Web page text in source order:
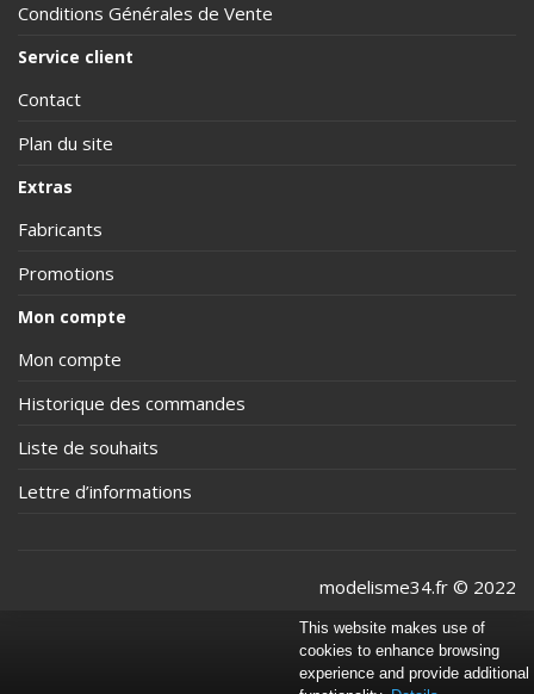
Conditions Générales de Vente
Service client
Contact
Plan du site
Extras
Fabricants
Promotions
Mon compte
Mon compte
Historique des commandes
Liste de souhaits
Lettre d’informations
modelisme34.fr © 2022
This website makes use of
cookies to enhance browsing
experience and provide additional